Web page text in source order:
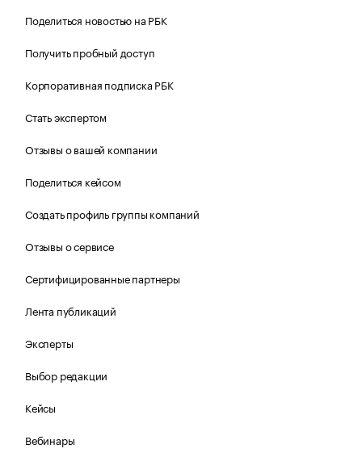
Поделиться новостью на РБК
Получить пробный доступ
Корпоративная подписка РБК
Стать экспертом
Отзывы о вашей компании
Поделиться кейсом
Создать профиль группы компаний
Отзывы о сервисе
Сертифицированные партнеры
Лента публикаций
Эксперты
Выбор редакции
Кейсы
Вебинары